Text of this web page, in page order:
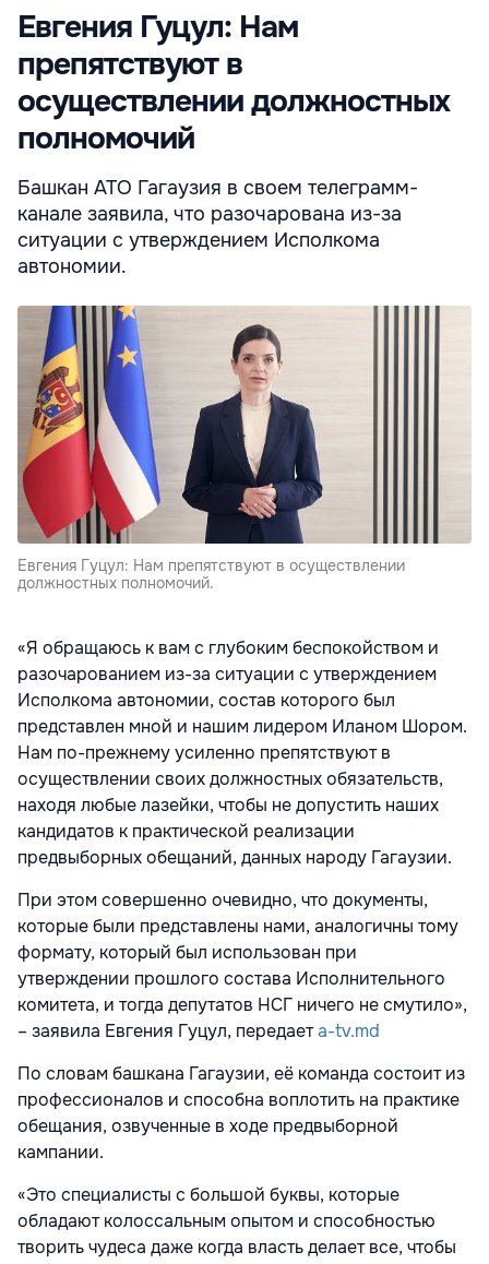
Евгения Гуцул: Нам
препятствуют в
осуществлении должностных
полномочий
Башкан АТО Гагаузия в своем телеграмм-
канале заявила, что разочарована из-за
ситуации с утверждением Исполкома
автономии.
Евгения Гуцул: Нам препятствуют в осуществлении
должностных полномочий.
«Я обращаюсь к вам с глубоким беспокойством и
разочарованием из-за ситуации с утверждением
Исполкома автономии, состав которого был
представлен мной и нашим лидером Иланом Шором.
Нам по-прежнему усиленно препятствуют в
осуществлении своих должностных обязательств,
находя любые лазейки, чтобы не допустить наших
кандидатов к практической реализации
предвыборных обещаний, данных народу Гагаузии.
При этом совершенно очевидно, что документы,
которые были представлены нами, аналогичны тому
формату, который был использован при
утверждении прошлого состава Исполнительного
комитета, и тогда депутатов НСГ ничего не смутило»,
– заявила Евгения Гуцул, передаетa-tv.md
По словам башкана Гагаузии, её команда состоит из
профессионалов и способна воплотить на практике
обещания, озвученные в ходе предвыборной
кампании.
«Это специалисты с большой буквы, которые
обладают колоссальным опытом и способностью
творить чудеса даже когда власть делает все, чтобы